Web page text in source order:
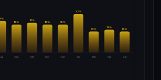
%
Sep
16%
Okt
17%
Nov
16%
Dez
16%
Jan
22%
Feb
12%
Mär
13%
Apr
12%